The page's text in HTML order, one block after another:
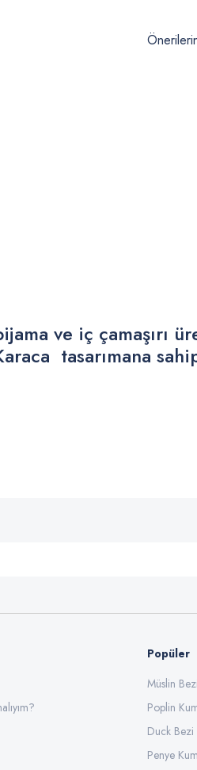
ve iç çamaşırı
tasarımana
Popüler
Müslin Bezi
Poplin
Duck Bezi
Penye